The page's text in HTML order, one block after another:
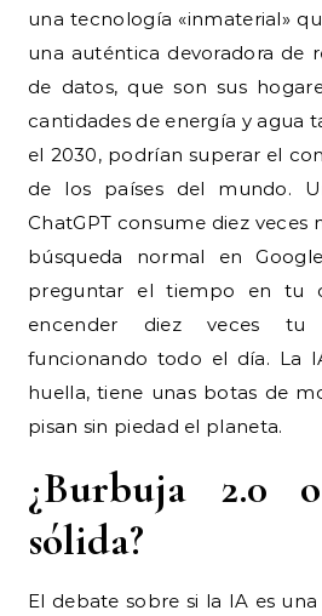
una tecnología «inmaterial»
una auténtica devoradora de
de datos, que son sus
cantidades de energía y agua
el 2030, podrían superar el
de los países del mundo.
ChatGPT consume diez veces
búsqueda normal en
preguntar el tiempo en tu
encender diez veces
funcionando todo el día. La
huella, tiene unas botas de
pisan sin piedad el planeta.
¿Burbuja 2.0
sólida?
El debate sobre si la IA es